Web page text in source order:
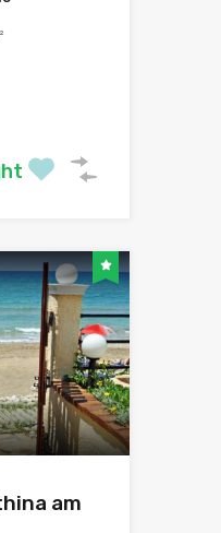
am